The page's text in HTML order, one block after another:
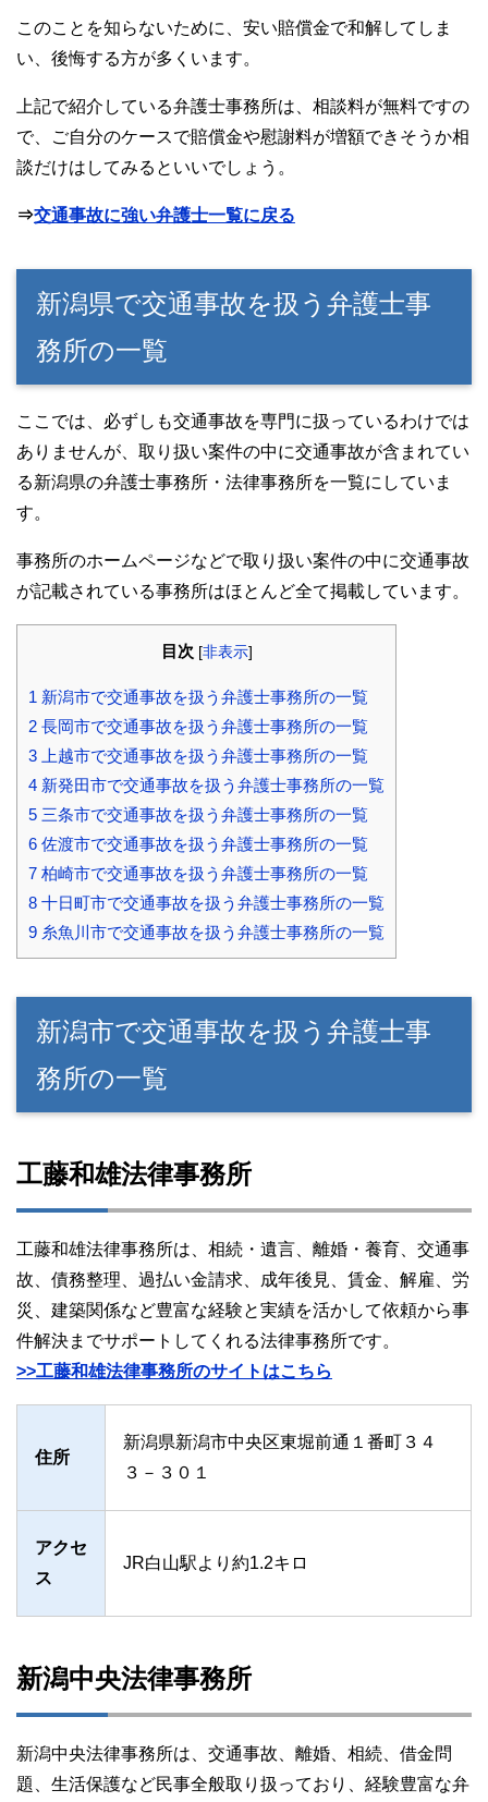
このことを知らないために、安い賠償金で和解してしま
い、後悔する方が多くいます。
上記で紹介している弁護士事務所は、相談料が無料ですの
で、ご自分のケースで賠償金や慰謝料が増額できそうか相
談だけはしてみるといいでしょう。
⇒交通事故に強い弁護士一覧に戻る
新潟県で交通事故を扱う弁護士事
務所の一覧
ここでは、必ずしも交通事故を専門に扱っているわけでは
ありませんが、取り扱い案件の中に交通事故が含まれてい
る新潟県の弁護士事務所・法律事務所を一覧にしていま
す。
事務所のホームページなどで取り扱い案件の中に交通事故
が記載されている事務所はほとんど全て掲載しています。
目次 [非表示]
1 新潟市で交通事故を扱う弁護士事務所の一覧
2 長岡市で交通事故を扱う弁護士事務所の一覧
3 上越市で交通事故を扱う弁護士事務所の一覧
4 新発田市で交通事故を扱う弁護士事務所の一覧
5 三条市で交通事故を扱う弁護士事務所の一覧
6 佐渡市で交通事故を扱う弁護士事務所の一覧
7 柏崎市で交通事故を扱う弁護士事務所の一覧
8 十日町市で交通事故を扱う弁護士事務所の一覧
9 糸魚川市で交通事故を扱う弁護士事務所の一覧
新潟市で交通事故を扱う弁護士事
務所の一覧
工藤和雄法律事務所
工藤和雄法律事務所は、相続・遺言、離婚・養育、交通事
故、債務整理、過払い金請求、成年後見、賃金、解雇、労
災、建築関係など豊富な経験と実績を活かして依頼から事
件解決までサポートしてくれる法律事務所です。
>>工藤和雄法律事務所のサイトはこちら
住所
新潟県新潟市中央区東堀前通１番町３４
３－３０１
アクセ
ス
JR白山駅より約1.2キロ
新潟中央法律事務所
新潟中央法律事務所は、交通事故、離婚、相続、借金問
題、生活保護など民事全般取り扱っており、経験豊富な弁